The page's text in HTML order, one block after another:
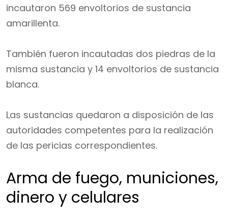
incautaron 569 envoltorios de sustancia
amarillenta.
También fueron incautadas dos piedras de la
misma sustancia y 14 envoltorios de sustancia
blanca.
Las sustancias quedaron a disposición de las
autoridades competentes para la realización
de las pericias correspondientes.
Arma de fuego, municiones,
dinero y celulares